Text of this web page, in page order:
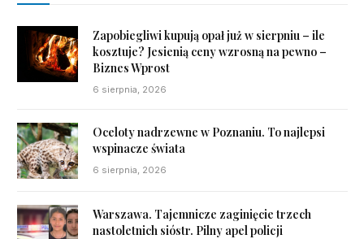
Zapobiegliwi kupują opał już w sierpniu – ile
kosztuje? Jesienią ceny wzrosną na pewno –
Biznes Wprost
6 sierpnia, 2026
Oceloty nadrzewne w Poznaniu. To najlepsi
wspinacze świata
6 sierpnia, 2026
Warszawa. Tajemnicze zaginięcie trzech
nastoletnich sióstr. Pilny apel policji